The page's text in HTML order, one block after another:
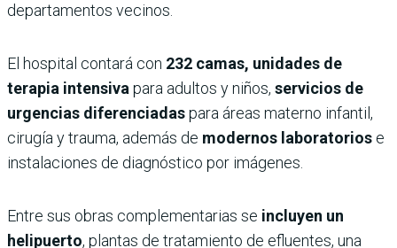
departamentos vecinos.
El hospital contará con 232 camas, unidades de
terapia intensiva para adultos y niños, servicios de
urgencias diferenciadaspara áreas materno infantil,
cirugía y trauma, además de modernos laboratorios e
instalaciones de diagnóstico por imágenes.
Entre sus obras complementarias se incluyen un
helipuerto, plantas de tratamiento de efluentes, una